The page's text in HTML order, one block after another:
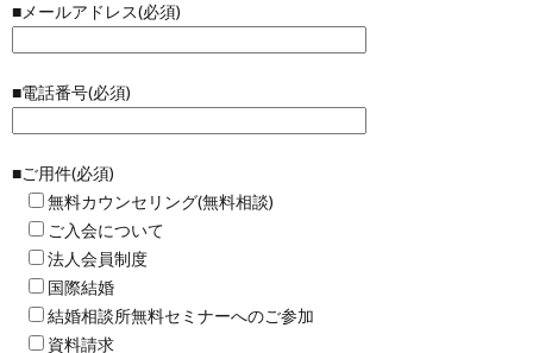
■メールアドレス(必須)
■電話番号(必須)
■ご用件(必須)
無料カウンセリング(無料相談)
ご入会について
法人会員制度
国際結婚
結婚相談所無料セミナーへのご参加
資料請求